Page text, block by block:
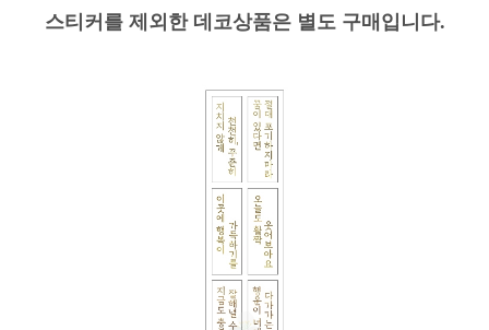
스티커를 제외한 데코상품은 별도 구매입니다.